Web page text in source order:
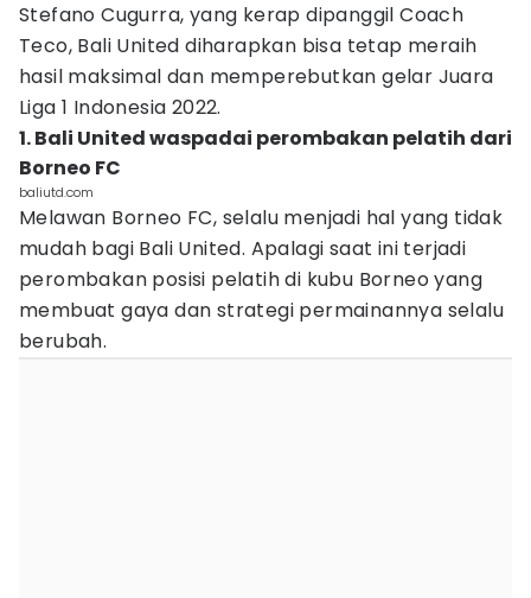
Stefano Cugurra, yang kerap dipanggil Coach
Teco, Bali United diharapkan bisa tetap meraih
hasil maksimal dan memperebutkan gelar Juara
Liga 1 Indonesia 2022.
1. Bali United waspadai perombakan pelatih dari
Borneo FC
baliutd.com
Melawan Borneo FC, selalu menjadi hal yang tidak
mudah bagi Bali United. Apalagi saat ini terjadi
perombakan posisi pelatih di kubu Borneo yang
membuat gaya dan strategi permainannya selalu
berubah.